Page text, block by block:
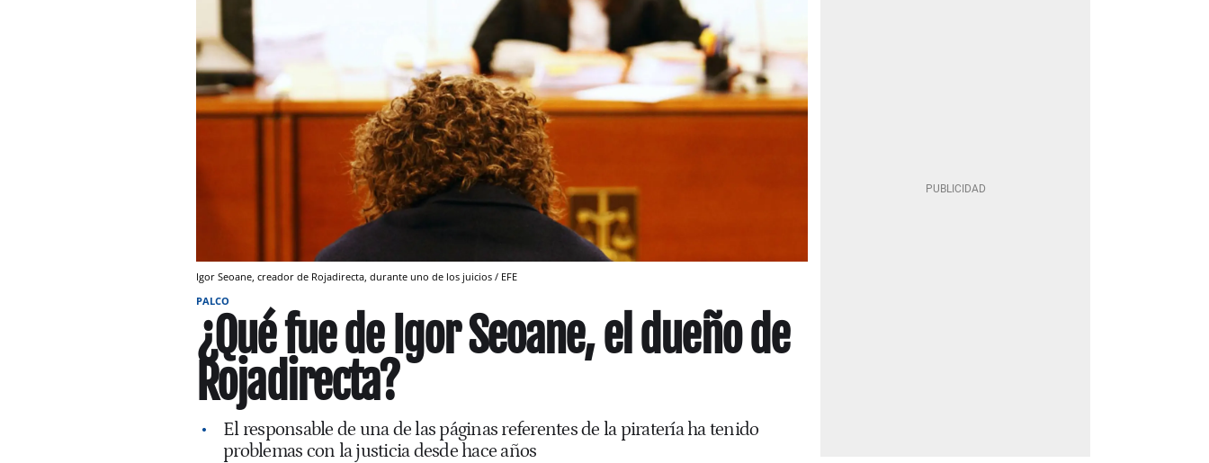
Igor Seoane, creador de Rojadirecta, durante uno de los juicios / EFE
PALCO
¿Qué fue de Igor Seoane, el dueño de
Rojadirecta?
El responsable de una de las páginas referentes de la piratería ha tenido
problemas con la justicia desde hace años